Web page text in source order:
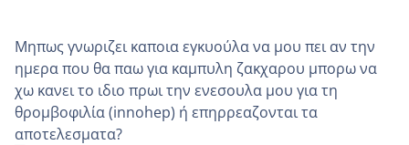
Μηπως γνωριζει καποια εγκυούλα να μου πει αν την
ημερα που θα παω για καμπυλη ζακχαρου μπορω να
χω κανει το ιδιο πρωι την ενεσουλα μου για τη
θρομβοφιλία (innohep) ή επηρρεαζονται τα
αποτελεσματα?